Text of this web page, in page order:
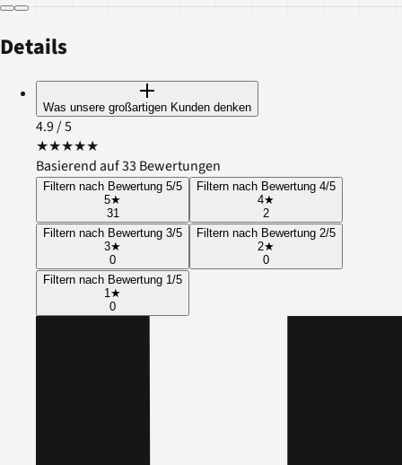
Details
Was unsere großartigen Kunden denken
4.9/ 5
★★★★★
Basierend auf 33 Bewertungen
Filtern nach Bewertung 5/5
5★
31
Filtern nach Bewertung 4/5
4★
2
Filtern nach Bewertung 3/5
3★
0
Filtern nach Bewertung 2/5
2★
0
Filtern nach Bewertung 1/5
1 ★
0